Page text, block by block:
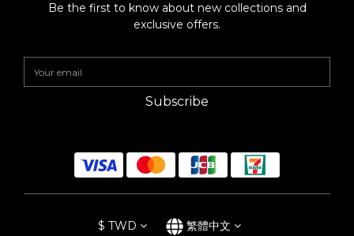
Be the first to know about new collections and
exclusive offers.
Subscribe
$ TWD 繁體中文